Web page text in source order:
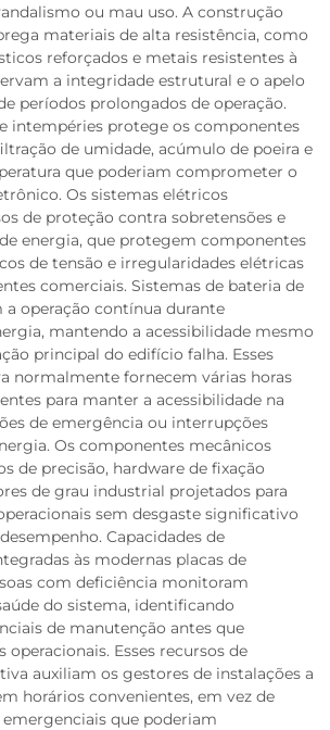
ou mau uso. A construção
materiais de alta resistência, como
reforçados e metais resistentes à
a integridade estrutural e o apelo
períodos prolongados de operação.
intempéries protege os componentes
de umidade, acúmulo de poeira e
que poderiam comprometer o
Os sistemas elétricos
de proteção contra sobretensões e
energia, que protegem componentes
de tensão e irregularidades elétricas
comerciais. Sistemas de bateria de
a operação contínua durante
mantendo a acessibilidade mesmo
principal do edifício falha. Esses
normalmente fornecem várias horas
para manter a acessibilidade na
de emergência ou interrupções
Os componentes mecânicos
de precisão, hardware de fixação
de grau industrial projetados para
sem desgaste significativo
Capacidades de
às modernas placas de
com deficiência monitoram
do sistema, identificando
de manutenção antes que
operacionais. Esses recursos de
auxiliam os gestores de instalações a
horários convenientes, em vez de
que poderiam